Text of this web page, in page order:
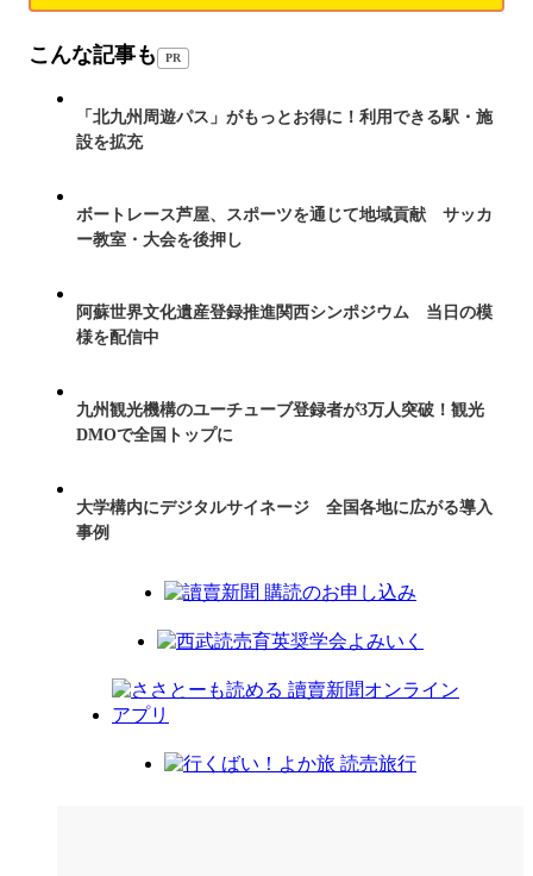
こんな記事も PR
「北九州周遊パス」がもっとお得に！利用できる駅・施
設を拡充
ボートレース芦屋、スポーツを通じて地域貢献 サッカ
ー教室・大会を後押し
阿蘇世界文化遺産登録推進関西シンポジウム 当日の模
様を配信中
九州観光機構のユーチューブ登録者が3万人突破！観光
DMOで全国トップに
大学構内にデジタルサイネージ 全国各地に広がる導入
事例